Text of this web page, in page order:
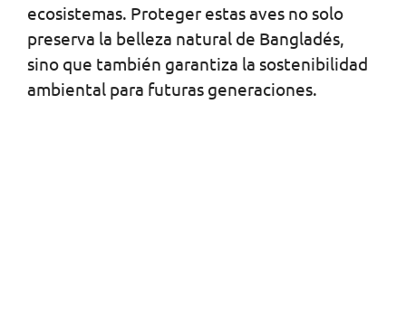
ecosistemas. Proteger estas aves no solo
preserva la belleza natural de Bangladés,
sino que también garantiza la sostenibilidad
ambiental para futuras generaciones.